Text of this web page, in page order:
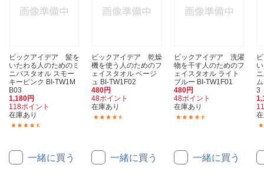
ビックアイデア 髪を
いたわる人のためのミ
ニバスタオル スモー
キーピンク BI-TW1M
B03
1,180円
118ポイント
在庫あり
一緒に買う
ビックアイデア 乾燥
機を使う人のためのフ
ェイスタオル ベージ
ュ BI-TW1F02
480円
48ポイント
在庫あり
一緒に買う
ビックアイデア 洗濯
物を干す人のためのフ
ェイスタオル ライト
ブルー BI-TW1F01
480円
48ポイント
在庫あり
一緒に買う
3